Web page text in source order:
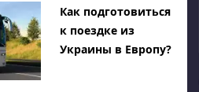
Как подготовиться
к поездке из
Украины в Европу?